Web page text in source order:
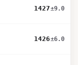
1427±9.0
1426±6.0